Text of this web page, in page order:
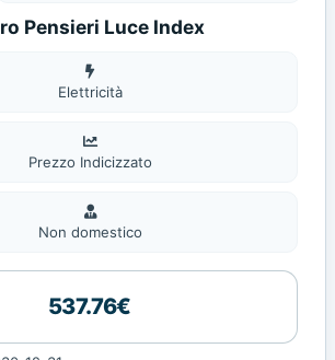
Pensieri Luce Index
Elettricità
Elettricità
Prezzo Indicizzato
Non
domestic
Non domestico
537.76€